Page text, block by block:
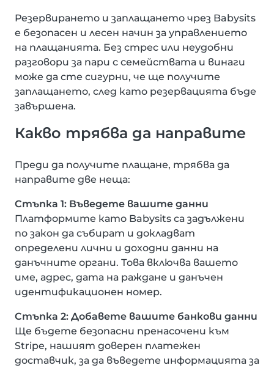
Резервирането и заплащането чрез Babysits
е безопасен и лесен начин за управлението
на плащанията. Без стрес или неудобни
разговори за пари с семействата и винаги
може да сте сигурни, че ще получите
заплащането, след като резервацията бъде
завършена.
Какво трябва да направите
Преди да получите плащане, трябва да
направите две неща:
Стъпка 1: Въведете вашите данни
Платформите като Babysits са задължени
по закон да събират и докладват
определени лични и доходни данни на
данъчните органи. Това включва вашето
име, адрес, дата на раждане и данъчен
идентификационен номер.
Стъпка 2: Добавете вашите банкови данни
Ще бъдете безопасни пренасочени към
Stripe, нашият доверен платежен
доставчик, за да въведете информацията за